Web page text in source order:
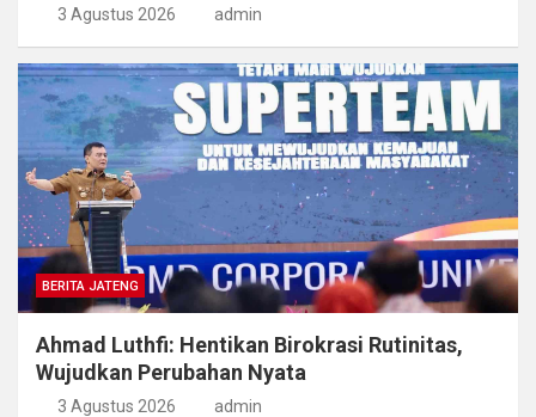
3 Agustus 2026 admin
BERITA JATENG
Ahmad Luthfi: Hentikan Birokrasi Rutinitas,
Wujudkan Perubahan Nyata
3 Agustus 2026 admin